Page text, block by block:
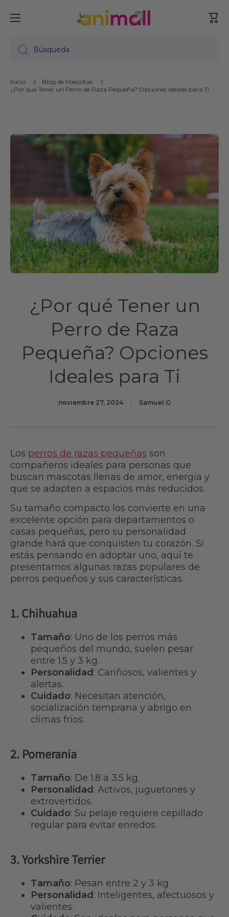
Ir directamente al contenido
Búsqueda
Inicio
Blog de Mascotas
¿Por qué Tener un Perro de Raza Pequeña? Opciones Ideales para Ti
¿Por qué Tener un
Perro de Raza
Pequeña? Opciones
Ideales para Ti
noviembre 27, 2024 Samuel G
Los perros de razas pequeñas son
compañeros ideales para personas que
buscan mascotas llenas de amor, energía y
que se adapten a espacios más reducidos.
Su tamaño compacto los convierte en una
excelente opción para departamentos o
casas pequeñas, pero su personalidad
grande hará que conquisten tu corazón. Si
estás pensando en adoptar uno, aquí te
presentamos algunas razas populares de
perros pequeños y sus características.
1. Chihuahua
Tamaño: Uno de los perros más
pequeños del mundo, suelen pesar
entre 1.5 y 3 kg.
Personalidad : Cariñosos, valientes y
alertas.
Cuidado: Necesitan atención,
socialización temprana y abrigo en
climas fríos.
2. Pomerania
Tamaño: De 1.8 a 3.5 kg.
Personalidad : Activos, juguetones y
extrovertidos.
Cuidado: Su pelaje requiere cepillado
regular para evitar enredos.
3. Yorkshire Terrier
Tamaño: Pesan entre 2 y 3 kg.
Personalidad : Inteligentes, afectuosos y
valientes.